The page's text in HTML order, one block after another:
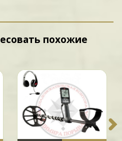
похожие